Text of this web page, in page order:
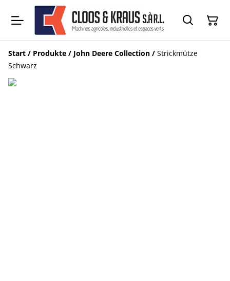
Start / Produkte / John Deere Collection / Strickmütze
Schwarz